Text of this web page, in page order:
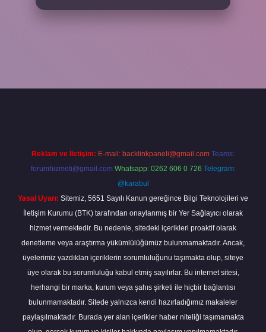
Reklam ve İletişim: E-mail: backlinkpaneli@gmail.com Teams:
forumhizmeti@gmail.com Whatsapp: 0262 606 0 726 Telegram:
@karabul
Yasal Uyarı: Sitemiz, 5651 Sayılı Kanun gereğince Bilgi Teknolojileri ve
İletişim Kurumu (BTK) tarafından onaylanmış bir Yer Sağlayıcı olarak
hizmet vermektedir. Bu nedenle, sitedeki içerikleri proaktif olarak
denetleme veya araştırma yükümlülüğümüz bulunmamaktadır. Ancak,
üyelerimiz yazdıkları içeriklerin sorumluluğunu taşımakta olup, siteye
üye olarak bu sorumluluğu kabul etmiş sayılırlar. Bu internet sitesi,
herhangi bir marka, kurum veya şahıs şirketi ile hiçbir bağlantısı
bulunmamaktadır. Sitede yalnızca kendi hazırladığımız makaleler
paylaşılmaktadır. Burada yer alan içerikler haber niteliği taşımamakta